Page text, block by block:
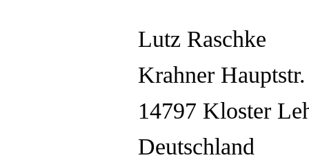
Lutz Raschke
Krahner
14797 Kloster
Deutschland